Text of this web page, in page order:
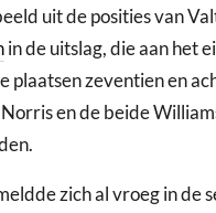
uit de posities van
in de uitslag, die aan het
plaatsen zeventien en
en de beide
zich al vroeg in de